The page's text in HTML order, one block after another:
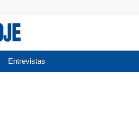
Entrevistas